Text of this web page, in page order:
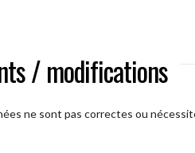
/ modifications
ne sont pas correctes ou